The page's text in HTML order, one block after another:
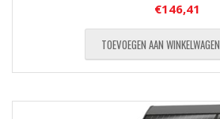
€146,41
TOEVOEGEN AAN WINKELWAGEN